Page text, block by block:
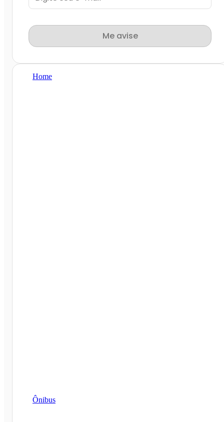
Me avise
Home
Ônibus